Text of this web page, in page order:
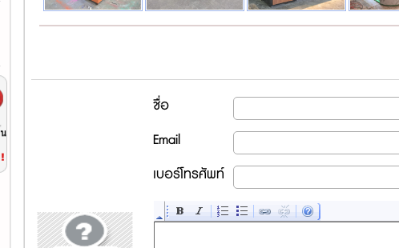
ชื่อ
Email
เบอร์โทรศัพท์